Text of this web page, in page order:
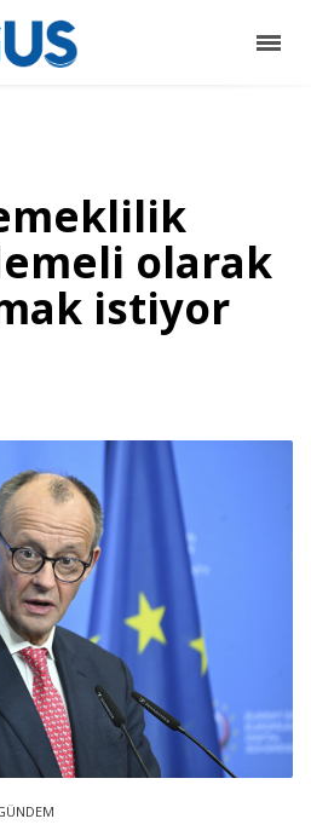
olarak
istiyor